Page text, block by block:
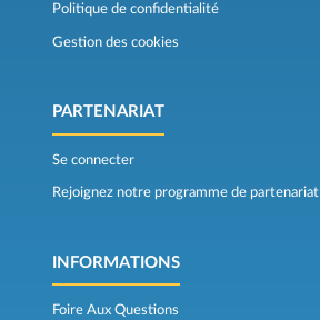
Politique de confidentialité
Gestion des cookies
PARTENARIAT
Se connecter
Rejoignez notre programme de partenariat
INFORMATIONS
Foire Aux Questions